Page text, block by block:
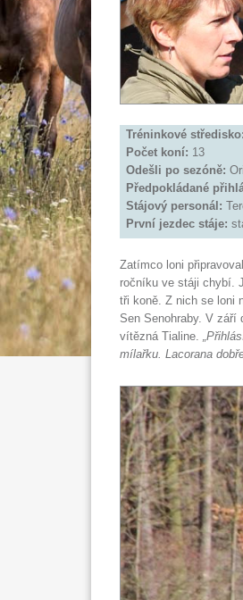
Tréninkové středisko:
Počet koní: 13
Odešli po sezóně:
Předpokládané
Stájový personál:
První jezdec stáje:
Zatímco loni
ročníku ve stáji chybí.
tři koně. Z nich se loni
Sen Senohraby. V září
vítězná Tialine.
mílařku. Lacorana